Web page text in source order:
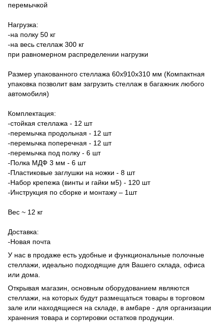
перемычкой
Нагрузка:
-на полку 50 кг
-на весь стеллаж 300 кг
при равномерном распределении нагрузки
Размер упакованного стеллажа 60х910х310 мм (Компактная
упаковка позволит вам загрузить стеллаж в багажник любого
автомобиля)
Комплектация:
-стойкая стеллажа - 12 шт
-перемычка продольная - 12 шт
-перемычка поперечная - 12 шт
-перемычка под полку - 6 шт
-Полка МДФ 3 мм - 6 шт
-Пластиковые заглушки на ножки - 8 шт
-Набор крепежа (винты и гайки м5) - 120 шт
-Инструкция по сборке и монтажу – 1шт
Вес ~ 12 кг
Доставка:
-Новая почта
У нас в продаже есть удобные и функциональные полочные
стеллажи, идеально подходящие для Вашего склада, офиса
или дома.
Открывая магазин, основным оборудованием являются
стеллажи, на которых будут размещаться товары в торговом
зале или находящиеся на складе, в амбаре - для организации
хранения товара и сортировки остатков продукции.